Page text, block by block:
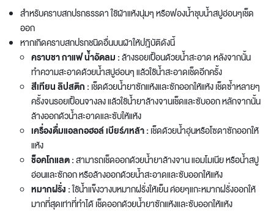
สำหรับคราบสกปรกธรรดา ใช้ผ้าแห้งนุ่มๆ หรือฟองน้ำชุบน้ำสบู่อ่อนๆเช็ด
ออก
หากเกิดคราบสกปรกชนิดอื่นบนผ้าให้ปฎิบัติดังนี้
คราบชา กาแฟ น้ำอัดลม :ล้างรอยเปื้อนด้วยน้ำสะอาด หลังจากนั้น
ทำความสะอาดด้วยน้ำสบู่อ่อนๆ แล้วใช้น้ำสะอาดเช็ดอีกครั้ง
สีเทียน ลิปสติก :เช็ดด้วยน้ำยาซักแห้งและซักออกให้แห้ง เช็ดซ้ำหลายๆ
ครั้งจนรอยเปื้อนจางลง แล้วใช้น้ำยาล้างจานเช็ดและซับออก หลักจากนั้น
ล้างออกด้วน้ำสะอาดและซับให้แห้ง
เครื่องดื่มแอลกอฮอล์ เบียร์/เหล้า :เช็ดด้วยน้ำอุ่นหรือโซดาซักออกให้
แห้ง
ช็อคโกแลต :สามารถเช็ดออกด้วยน้ำยาล้างจาน แอมโมเนีย หรือน้ำสบู่
อ่อนและซักอก หรือล้างออกด้วยน้ำสะอาดและซับออกให้แห้ง
หมากฝรั่ง :ใช้น้ำแข็งวางบหมากฝรั่งให้เย็น ค่อยๆแกะหมากฝรั่งออกให้
มากที่สุดเท่าที่ทำได้ เช็ดออกด้วยน้ำยาซักแห้งและซับออกให้แห้ง